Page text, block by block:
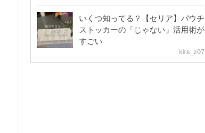
いくつ知ってる？【セリア】パウチ
ストッカーの「じゃない」活用術が
すごい
kira_z07